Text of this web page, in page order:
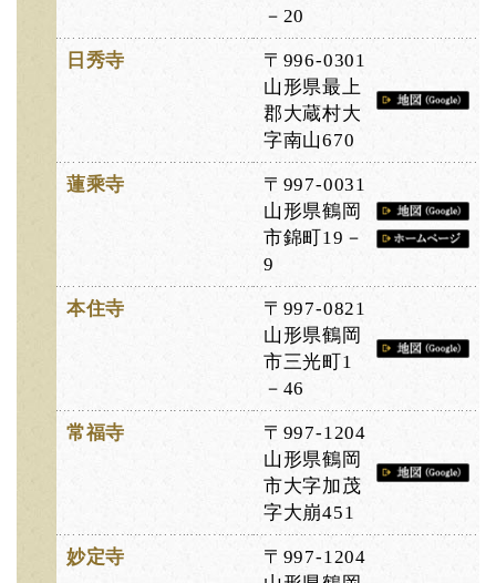
－20
日秀寺
〒996-0301
山形県最上
郡大蔵村大
字南山670
蓮乘寺
〒997-0031
山形県鶴岡
市錦町19－
9
本住寺
〒997-0821
山形県鶴岡
市三光町1
－46
常福寺
〒997-1204
山形県鶴岡
市大字加茂
字大崩451
妙定寺
〒997-1204